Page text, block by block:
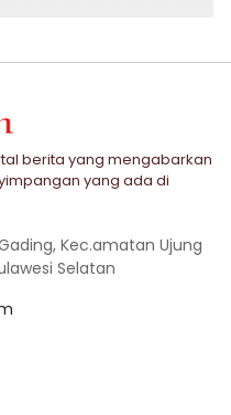
berita yang mengabarkan
yang ada di
Kec.amatan Ujung
Selatan